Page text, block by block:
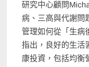
研究中心顧問
病、三高與代謝問
管理如何從「生病
指出，良好的生活
康投資，包括均衡